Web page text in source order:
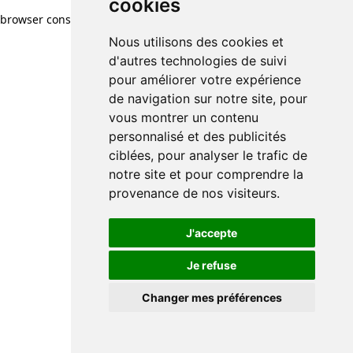
cookies
Nous utilisons des cookies et
d'autres technologies de suivi
pour améliorer votre expérience
de navigation sur notre site, pour
vous montrer un contenu
personnalisé et des publicités
ciblées, pour analyser le trafic de
notre site et pour comprendre la
provenance de nos visiteurs.
J'accepte
Je refuse
Changer mes préférences
browser console for more information)